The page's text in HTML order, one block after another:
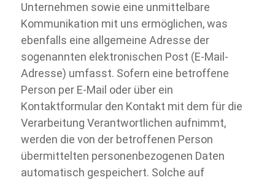
Unternehmen sowie eine unmittelbare
Kommunikation mit uns ermöglichen, was
ebenfalls eine allgemeine Adresse der
sogenannten elektronischen Post (E-Mail-
Adresse) umfasst. Sofern eine betroffene
Person per E-Mail oder über ein
Kontaktformular den Kontakt mit dem für die
Verarbeitung Verantwortlichen aufnimmt,
werden die von der betroffenen Person
übermittelten personenbezogenen Daten
automatisch gespeichert. Solche auf